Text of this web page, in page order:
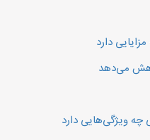
دارد
می‌دهد
ویژگی‌هایی دارد